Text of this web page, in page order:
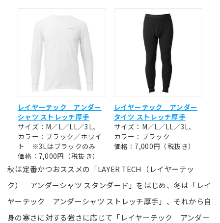
レイヤーテック アンダー
シャツ ストレッチ厚手
サイズ：M／L／LL／3L、
カラー：ブラック／ホワイ
ト ※3Lはブラックのみ
価格：7,000円（税抜き）
レイヤーテック アンダー
タイツ ストレッチ厚手
サイズ：M／L／LL／3L、
カラー：ブラック
価格：7,000円（税抜き）
秋は定番かつおススメの「LAYER TECH（レイヤーテッ
ク） アンダーシャツ スタンダード」をはじめ、冬は「レイ
ヤーテック アンダーシャツ ストレッチ厚手」、それから自
身の寒さに対する強さに応じて「レイヤーテック アンダー